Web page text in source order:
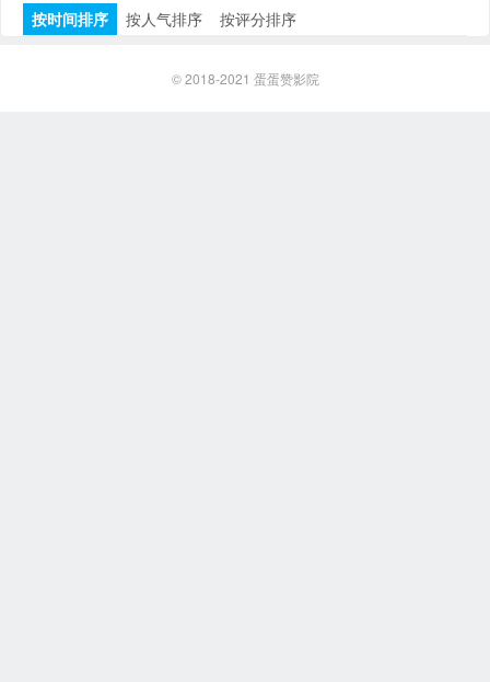
按时间排序
按人气排序 按评分排序
© 2018-2021 蛋蛋赞影院